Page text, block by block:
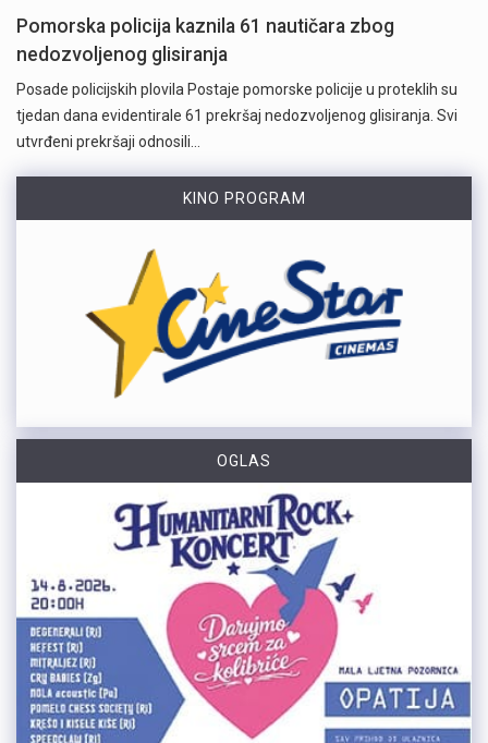
Pomorska policija kaznila 61 nautičara zbog
nedozvoljenog glisiranja
Posade policijskih plovila Postaje pomorske policije u proteklih su
tjedan dana evidentirale 61 prekršaj nedozvoljenog glisiranja. Svi
utvrđeni prekršaji odnosili…
KINO PROGRAM
OGLAS